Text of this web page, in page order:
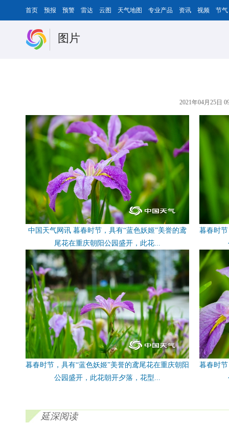
首页 预报 预警 雷达 云图 天气地图 专业产品 资讯 视频 节气
图片
2021年04月25日
中国天气网讯 暮春时节，具有“蓝色妖姬”美誉的鸢
尾花在重庆朝阳公园盛开，此花...
暮春时
暮春时节，具有“蓝色妖姬”美誉的鸢尾花在重庆朝阳
公园盛开，此花朝开夕落，花型...
暮春时
延深阅读